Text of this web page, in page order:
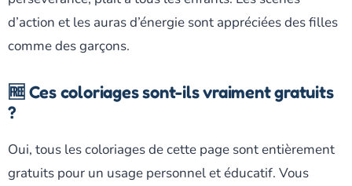
d’action et les auras d’énergie sont appréciées des filles
comme des garçons.
🆓 Ces coloriages sont-ils vraiment gratuits
?
Oui, tous les coloriages de cette page sont entièrement
gratuits pour un usage personnel et éducatif. Vous